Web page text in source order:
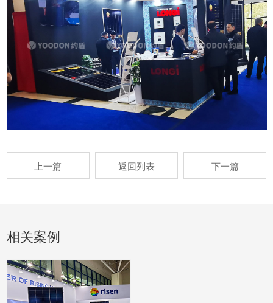
上一篇 返回列表 下一篇
相关案例